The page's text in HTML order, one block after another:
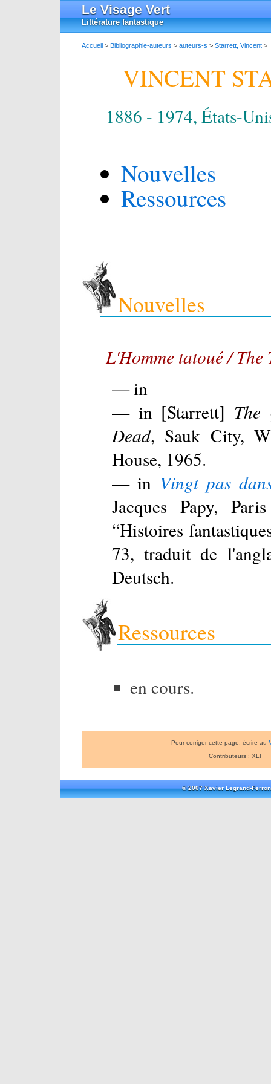
Le Visage Vert
Littérature fantastique
Accueil > Bibliographie-auteurs > auteurs-s > Starrett, Vincent >
VINCENT
1886 - 1974, États-
Nouvelles
Ressources
Nouvelles
L'Homme tatoué / The
— in
— in [Starrett] The
Dead, Sauk City,
House, 1965.
— in Vingt pas
Jacques Papy,
“Histoires
73, traduit de
Deutsch.
Ressources
en cours.
Pour corriger cette page, écrire au
Contributeurs : XLF
© 2007 Xavier Legrand-